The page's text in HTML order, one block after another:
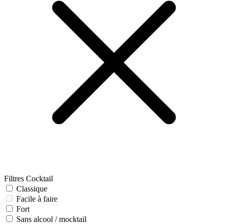
Filtres Cocktail
Classique
Facile à faire
Fort
Sans alcool / mocktail